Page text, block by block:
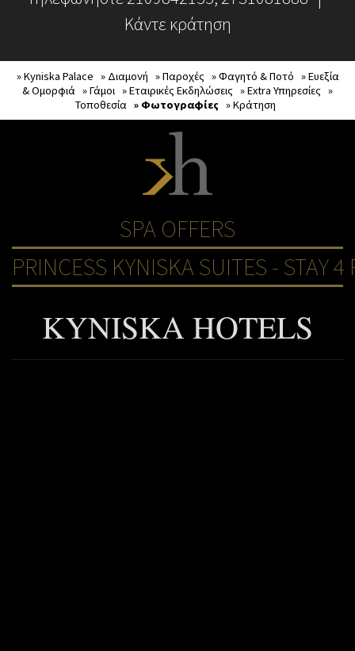
Κάντε κράτηση
» Kyniska Palace » Διαμονή » Παροχές » Φαγητό & Ποτό » Ευεξία
& Ομορφιά » Γάμοι » Εταιρικές Εκδηλώσεις » Extra Υπηρεσίες »
Τοποθεσία » Φωτογραφίες » Κράτηση
SPA OFFERS
PRINCESS KYNISKA SUITES - STAY 4
KYNISKA HOTELS